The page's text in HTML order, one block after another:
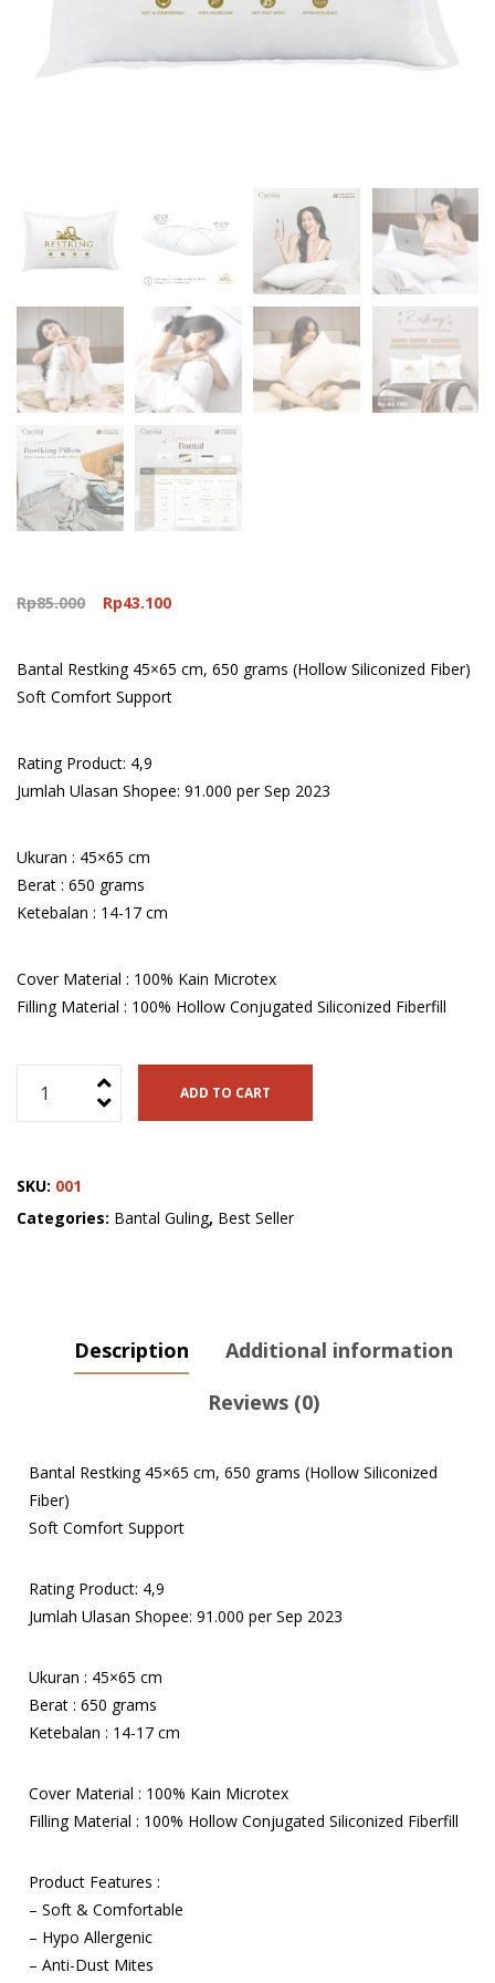
Rp85.000
Original
Rp85.000.
Rp43.100
Rp43.100.
Bantal Restking 45×65 cm, 650 grams (Hollow Siliconized Fiber)
Soft Comfort Support
Rating Product: 4,9
Jumlah Ulasan Shopee: 91.000 per Sep 2023
Ukuran : 45×65 cm
Berat : 650 grams
Ketebalan : 14-17 cm
Cover Material : 100% Kain Microtex
Filling Material : 100% Hollow Conjugated Siliconized Fiberfill
Restking
650
grams
ADD TO CART
SKU: 001
Categories: Bantal Guling, Best Seller
Description
Additional information
Reviews (0)
Bantal Restking 45×65 cm, 650 grams (Hollow Siliconized
Fiber)
Soft Comfort Support
Rating Product: 4,9
Jumlah Ulasan Shopee: 91.000 per Sep 2023
Ukuran : 45×65 cm
Berat : 650 grams
Ketebalan : 14-17 cm
Cover Material : 100% Kain Microtex
Filling Material : 100% Hollow Conjugated Siliconized Fiberfill
Product Features :
– Soft & Comfortable
– Hypo Allergenic
– Anti-Dust Mites